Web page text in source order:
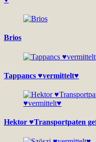
Brios
Tappancs ♥vermittelt♥
Hektor ♥Transportpaten